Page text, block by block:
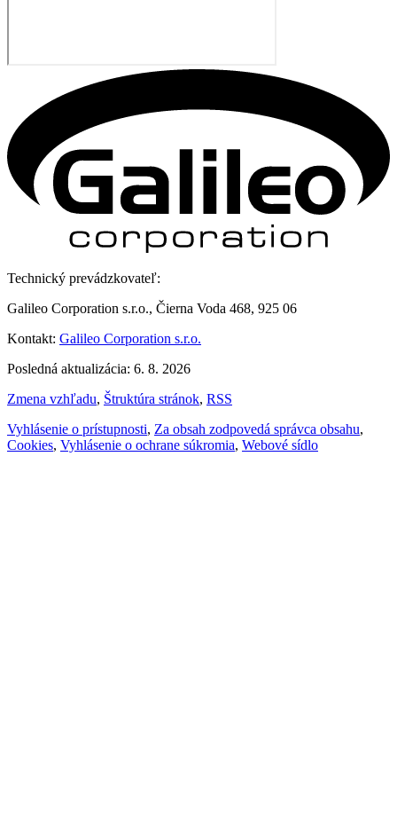
Technický prevádzkovateľ:
Galileo Corporation s.r.o., Čierna Voda 468, 925 06
Kontakt: Galileo Corporation s.r.o.
Posledná aktualizácia: 6. 8. 2026
Zmena vzhľadu, Štruktúra stránok, RSS
Vyhlásenie o prístupnosti, Za obsah zodpovedá správca obsahu,
Cookies, Vyhlásenie o ochrane súkromia, Webové sídlo